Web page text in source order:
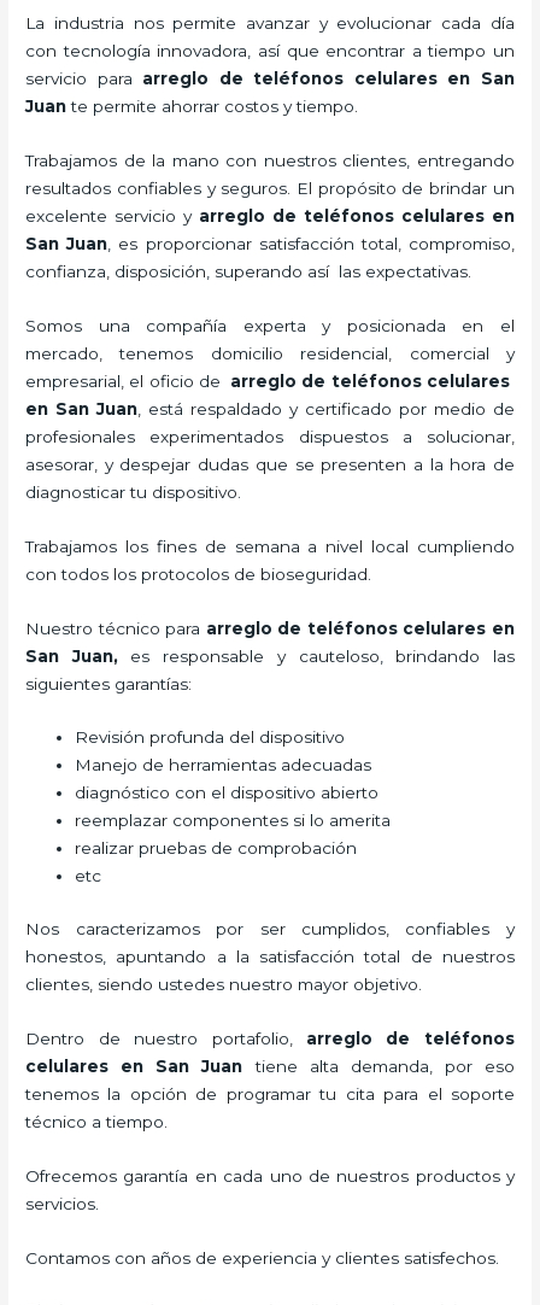
La industria nos permite avanzar y evolucionar cada día
con tecnología innovadora, así que encontrar a tiempo un
servicio para arreglo de teléfonos celulares en San
Juante permite ahorrar costos y tiempo.
Trabajamos de la mano con nuestros clientes, entregando
resultados confiables y seguros. El propósito de brindar un
excelente servicio y arreglo de teléfonos celulares en
San Juan , es proporcionar satisfacción total, compromiso,
confianza, disposición, superando así las expectativas.
Somos una compañía experta y posicionada en el
mercado, tenemos domicilio residencial, comercial y
empresarial, el oficio de arreglo de teléfonos celulares
en San Juan , está respaldado y certificado por medio de
profesionales experimentados dispuestos a solucionar,
asesorar, y despejar dudas que se presenten a la hora de
diagnosticar tu dispositivo.
Trabajamos los fines de semana a nivel local cumpliendo
con todos los protocolos de bioseguridad.
Nuestro técnico para arreglo de teléfonos celulares en
San Juan, es responsable y cauteloso, brindando las
siguientes garantías:
Revisión profunda del dispositivo
Manejo de herramientas adecuadas
diagnóstico con el dispositivo abierto
reemplazar componentes si lo amerita
realizar pruebas de comprobación
etc
Nos caracterizamos por ser cumplidos, confiables y
honestos, apuntando a la satisfacción total de nuestros
clientes, siendo ustedes nuestro mayor objetivo.
Dentro de nuestro portafolio, arreglo de teléfonos
celulares en San Juan tiene alta demanda, por eso
tenemos la opción de programar tu cita para el soporte
técnico a tiempo.
Ofrecemos garantía en cada uno de nuestros productos y
servicios.
Contamos con años de experiencia y clientes satisfechos.